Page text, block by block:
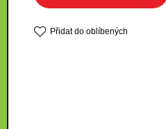
Přidat do oblíbených